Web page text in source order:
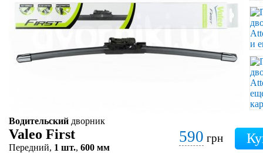
Водительский дворник
Valeo First
Передний, 1 шт., 600 мм
590 грн